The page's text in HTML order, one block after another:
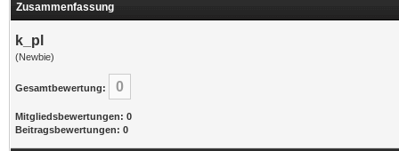
Zusammenfassung
k_pl
(Newbie)
Gesamtbewertung: 0
Mitgliedsbewertungen: 0
Beitragsbewertungen: 0